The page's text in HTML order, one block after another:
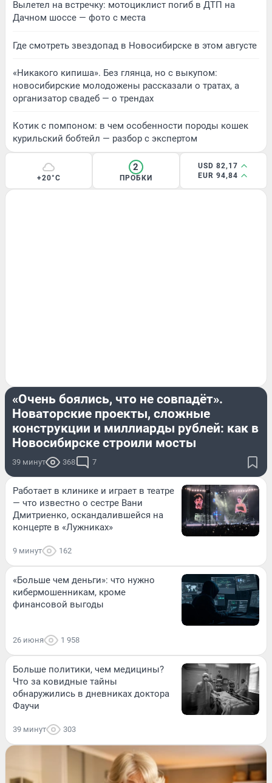
Вылетел на встречку: мотоциклист погиб в ДТП на
Дачном шоссе — фото с места
Где смотреть звездопад в Новосибирске в этом августе
«Никакого кипиша». Без глянца, но с выкупом:
новосибирские молодожены рассказали о тратах, а
организатор свадеб — о трендах
Котик с помпоном: в чем особенности породы кошек
курильский бобтейл — разбор с экспертом
+20°C
2
ПРОБКИ
USD 82,17
EUR 94,84
«Очень боялись, что не совпадёт».
Новаторские проекты, сложные
конструкции и миллиарды рублей: как в
Новосибирске строили мосты
39 минут 368 7
Работает в клинике и играет в театре
— что известно о сестре Вани
Дмитриенко, оскандалившейся на
концерте в «Лужниках»
9 минут 162
«Больше чем деньги»: что нужно
кибермошенникам, кроме
финансовой выгоды
26 июня 1 958
Больше политики, чем медицины?
Что за ковидные тайны
обнаружились в дневниках доктора
Фаучи
39 минут 303